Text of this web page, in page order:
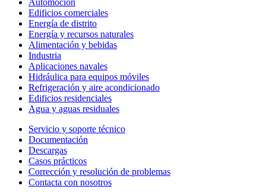
Automoción
Edificios comerciales
Energía de distrito
Energía y recursos naturales
Alimentación y bebidas
Industria
Aplicaciones navales
Hidráulica para equipos móviles
Refrigeración y aire acondicionado
Edificios residenciales
Agua y aguas residuales
Servicio y soporte técnico
Documentación
Descargas
Casos prácticos
Corrección y resolución de problemas
Contacta con nosotros